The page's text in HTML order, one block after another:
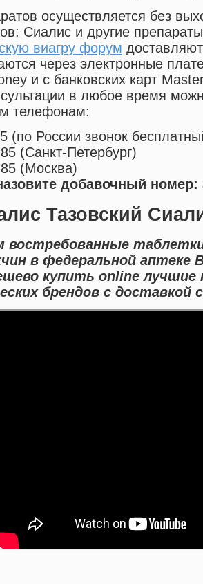
осуществляется без
Сиалис и другие
виагру форум
через электронные
и с банковских карт
в любое время
телефонам:
(по России звонок
(Санкт-Петербург)
(Москва)
добавочный номер:
Тазовский
востребованные
в федеральной аптеке
купить online лучшие
брендов с доставкой